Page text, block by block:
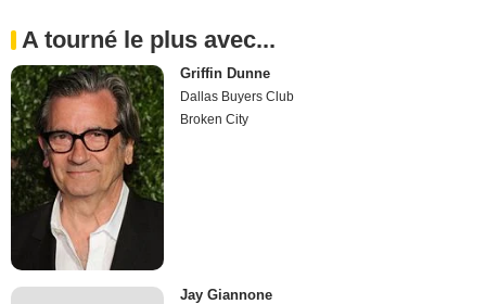
A tourné le plus avec...
Griffin Dunne
Dallas Buyers Club
Broken City
Jay Giannone